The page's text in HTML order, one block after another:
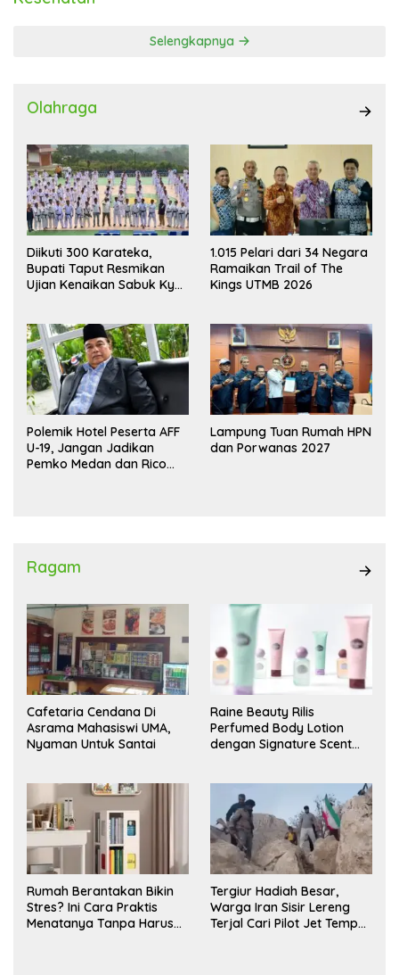
Selengkapnya
Olahraga
Diikuti 300 Karateka,
Bupati Taput Resmikan
Ujian Kenaikan Sabuk Kyu
1.015 Pelari dari 34 Negara
Ramaikan Trail of The
Kings UTMB 2026
Polemik Hotel Peserta AFF
U-19, Jangan Jadikan
Pemko Medan dan Rico
Lampung Tuan Rumah HPN
dan Porwanas 2027
Ragam
Cafetaria Cendana Di
Asrama Mahasiswi UMA,
Nyaman Untuk Santai
Raine Beauty Rilis
Perfumed Body Lotion
dengan Signature Scent
Rumah Berantakan Bikin
Stres? Ini Cara Praktis
Menatanya Tanpa Harus
Tergiur Hadiah Besar,
Warga Iran Sisir Lereng
Terjal Cari Pilot Jet Tempur